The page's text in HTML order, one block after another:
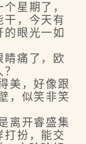
星期了，
干，今天有
眼光一如
痛了，欧
美，好像跟
，似笑非笑
离开睿盛集
打扮，能交